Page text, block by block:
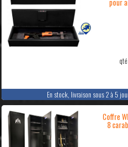
En stock, livraison sous 2 à 5
pour
qté
Coffre
8